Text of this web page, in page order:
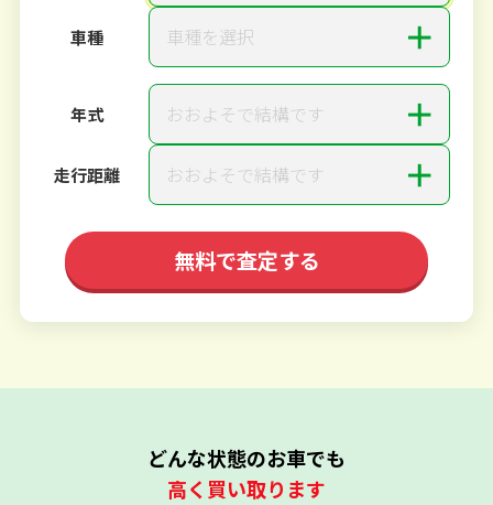
車種 車種を選択 ＋
年式 おおよそで結構です ＋
走行距離 おおよそで結構です ＋
無料で査定する
どんな状態のお車でも
高く買い取ります